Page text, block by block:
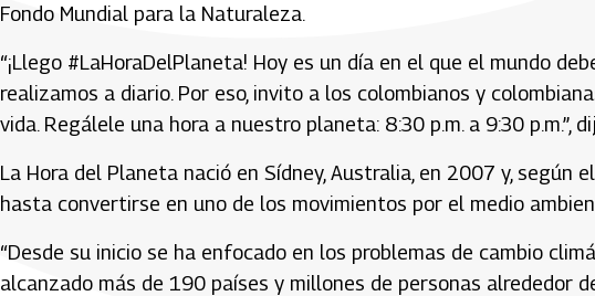
Fondo Mundial para la Naturaleza.
“¡Llego #LaHoraDelPlaneta! Hoy es un día en el que el mundo
realizamos a diario. Por eso, invito a los colombianos y
vida. Regálele una hora a nuestro planeta: 8:30 p.m. a 9:30 p.m.”,
La Hora del Planeta nació en Sídney, Australia, en 2007 y, según
hasta convertirse en uno de los movimientos por el medio
“Desde su inicio se ha enfocado en los problemas de cambio
alcanzado más de 190 países y millones de personas alrededor